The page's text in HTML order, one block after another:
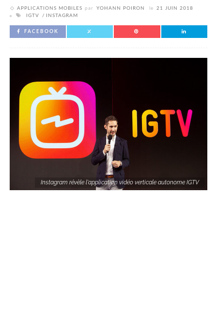
APPLICATIONS MOBILES par YOHANN POIRON le
21 JUIN 2018
IGTV
INSTAGRAM
FACEBOOK
Instagram révèle l'application vidéo verticale autonome IGTV